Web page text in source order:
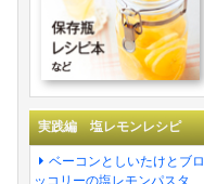
実践編 塩レモンレシピ
ベーコンとしいたけとブロ
ッコリーの塩レモンパスタ